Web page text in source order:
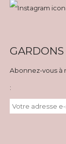
Abonnez-vous à
: